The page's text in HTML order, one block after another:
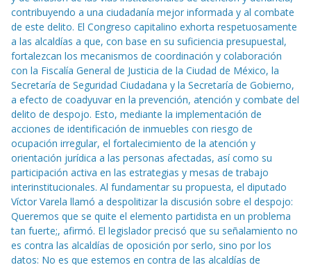
contribuyendo a una ciudadanía mejor informada y al combate
de este delito. El Congreso capitalino exhorta respetuosamente
a las alcaldías a que, con base en su suficiencia presupuestal,
fortalezcan los mecanismos de coordinación y colaboración
con la Fiscalía General de Justicia de la Ciudad de México, la
Secretaría de Seguridad Ciudadana y la Secretaría de Gobierno,
a efecto de coadyuvar en la prevención, atención y combate del
delito de despojo. Esto, mediante la implementación de
acciones de identificación de inmuebles con riesgo de
ocupación irregular, el fortalecimiento de la atención y
orientación jurídica a las personas afectadas, así como su
participación activa en las estrategias y mesas de trabajo
interinstitucionales. Al fundamentar su propuesta, el diputado
Víctor Varela llamó a despolitizar la discusión sobre el despojo:
Queremos que se quite el elemento partidista en un problema
tan fuerte;, afirmó. El legislador precisó que su señalamiento no
es contra las alcaldías de oposición por serlo, sino por los
datos: No es que estemos en contra de las alcaldías de